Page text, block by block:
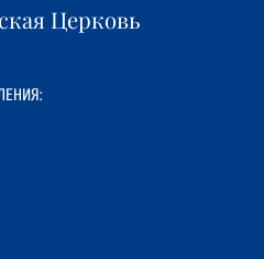
Церковь